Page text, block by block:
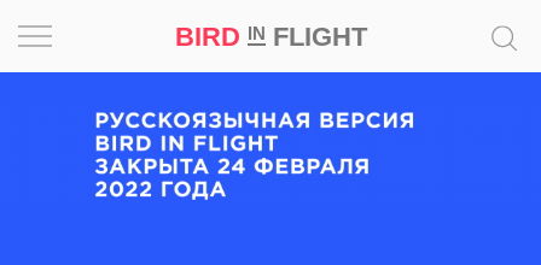
BIRD INFLIGHT